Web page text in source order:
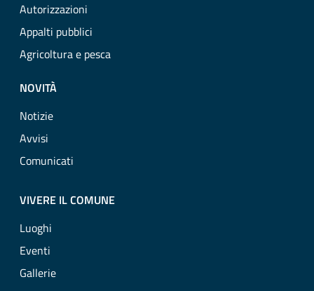
Autorizzazioni
Appalti pubblici
Agricoltura e pesca
NOVITÀ
Notizie
Avvisi
Comunicati
VIVERE IL COMUNE
Luoghi
Eventi
Gallerie